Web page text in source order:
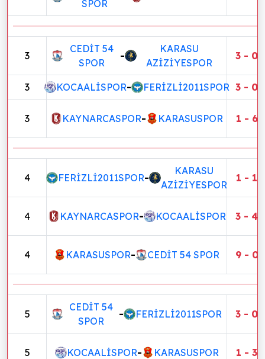
SPOR
3
CEDİT 54
SPOR
-
KARASU
AZİZİYESPOR
3 - 0
3 KOCAALİSPOR- FERİZLİ2011SPOR 3 - 0
3 KAYNARCASPOR- KARASUSPOR 1 - 6
4 FERİZLİ2011SPOR-
KARASU
AZİZİYESPOR
1 - 1
4 KAYNARCASPOR- KOCAALİSPOR 3 - 4
4 KARASUSPOR- CEDİT 54 SPOR 9 - 0
5
CEDİT 54
SPOR
- FERİZLİ2011SPOR 3 - 0
5 KOCAALİSPOR- KARASUSPOR 1 - 3